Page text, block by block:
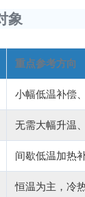
象
重点参考方向
小幅低温补偿
无需大幅升温
间歇低温加热
恒温为主，冷